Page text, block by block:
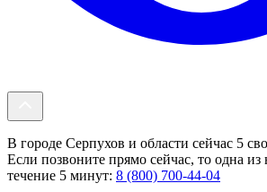
В городе Серпухов и области сейчас 5
Если позвоните прямо сейчас, то одна
течение 5 минут: 8 (800) 700-44-04